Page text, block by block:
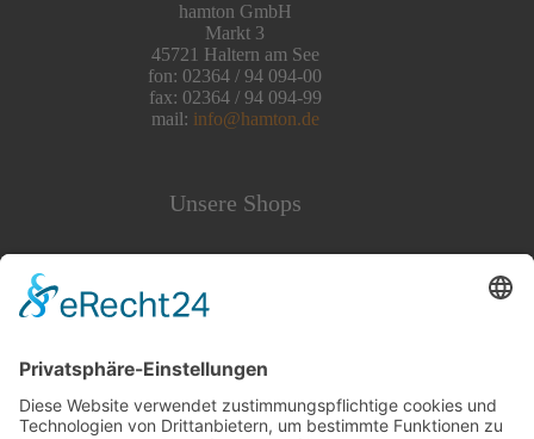
hamton GmbH
Markt 3
45721 Haltern am See
fon: 02364 / 94 094-00
fax: 02364 / 94 094-99
mail: info@hamton.de
Unsere Shops
Telekom Shops
Vodafone Shops